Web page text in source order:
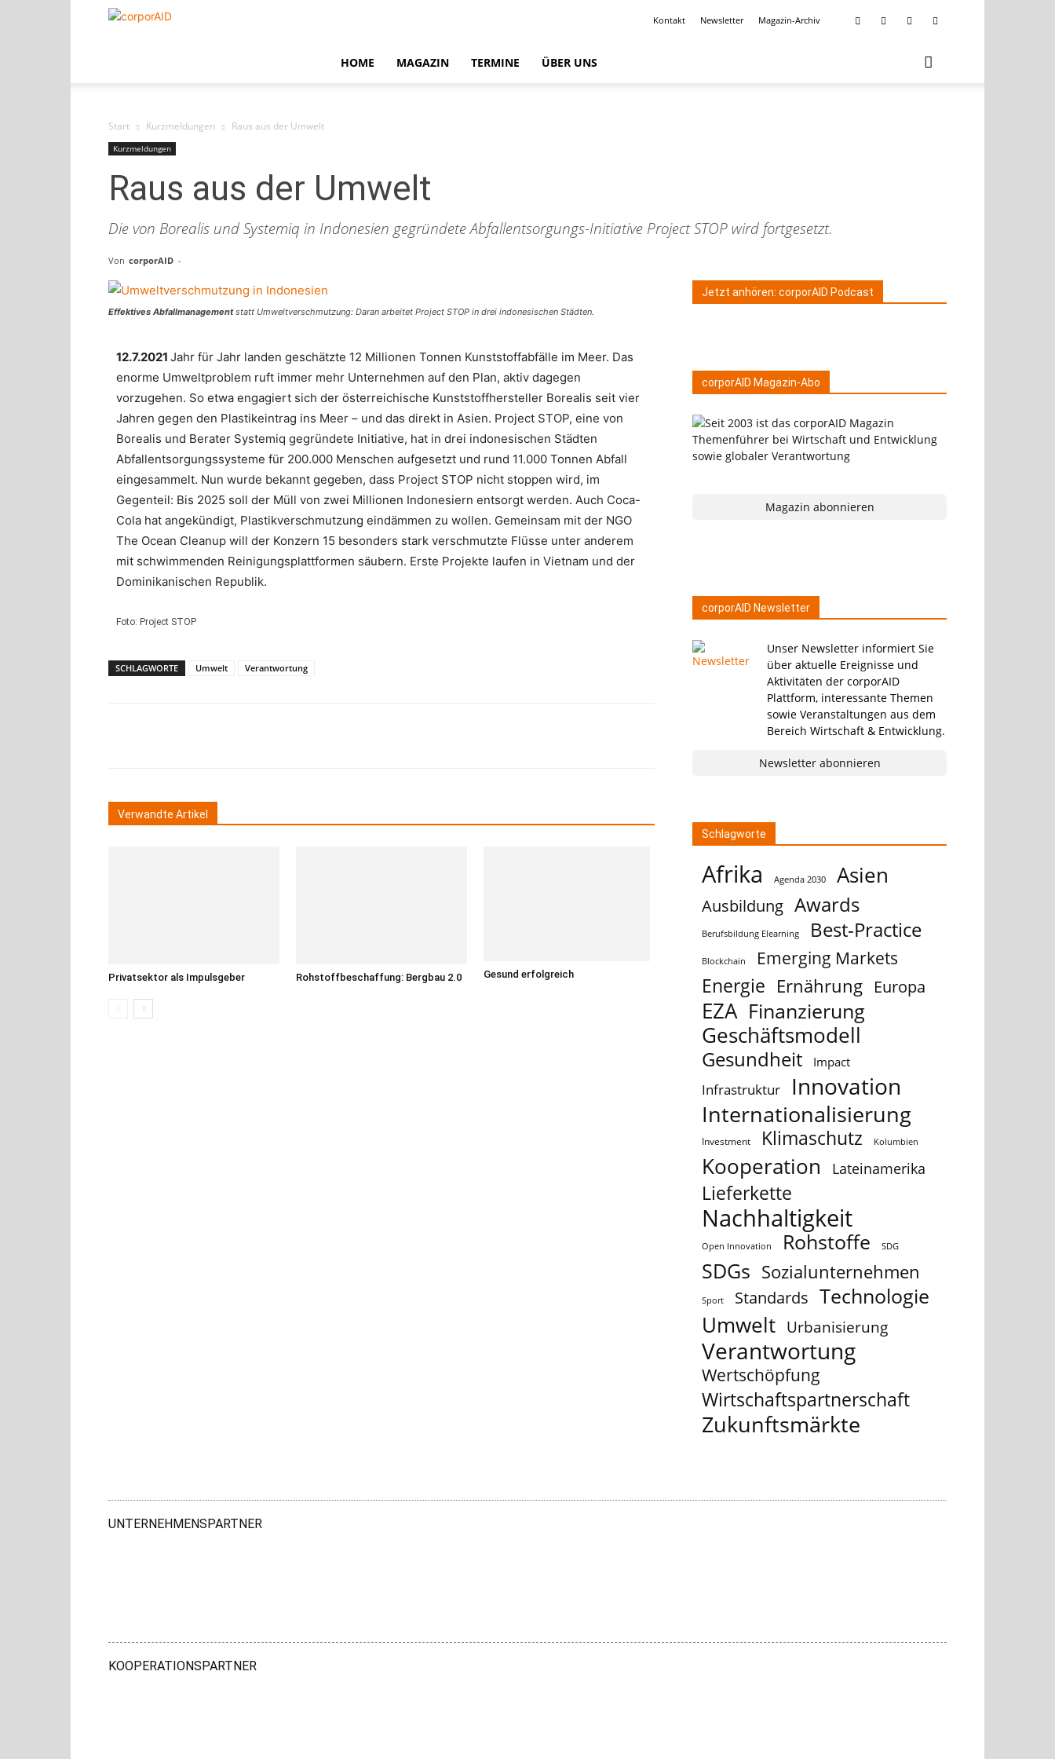
corporAID
Kontakt Newsletter Magazin-Archiv
HOME MAGAZIN TERMINE ÜBER UNS
Start Kurzmeldungen Raus aus der Umwelt
Kurzmeldungen
Raus aus der Umwelt
Die von Borealis und Systemiq in Indonesien gegründete Abfallentsorgungs-Initiative Project STOP wird fortgesetzt.
Von corporAID -
Effektives Abfallmanagementstatt Umweltverschmutzung: Daran arbeitet Project STOP in drei indonesischen Städten.
12.7.2021 Jahr für Jahr landen geschätzte 12 Millionen Tonnen Kunststoffabfälle im Meer. Das
enorme Umweltproblem ruft immer mehr Unternehmen auf den Plan, aktiv dagegen
vorzugehen. So etwa engagiert sich der österreichische Kunststoffhersteller Borealis seit vier
Jahren gegen den Plastikeintrag ins Meer – und das direkt in Asien. Project STOP, eine von
Borealis und Berater Systemiq gegründete Initiative, hat in drei indonesischen Städten
Abfallentsorgungssysteme für 200.000 Menschen aufgesetzt und rund 11.000 Tonnen Abfall
eingesammelt. Nun wurde bekannt gegeben, dass Project STOP nicht stoppen wird, im
Gegenteil: Bis 2025 soll der Müll von zwei Millionen Indonesiern entsorgt werden. Auch Coca-
Cola hat angekündigt, Plastikverschmutzung eindämmen zu wollen. Gemeinsam mit der NGO
The Ocean Cleanup will der Konzern 15 besonders stark verschmutzte Flüsse unter anderem
mit schwimmenden Reinigungsplattformen säubern. Erste Projekte laufen in Vietnam und der
Dominikanischen Republik.
Foto: Project STOP
SCHLAGWORTE Umwelt Verantwortung
Verwandte Artikel
Privatsektor als Impulsgeber Rohstoffbeschaffung: Bergbau 2.0 Gesund erfolgreich
Jetzt anhören: corporAID Podcast
corporAID Magazin-Abo
Magazin abonnieren
corporAID Newsletter
Unser Newsletter informiert Sie
über aktuelle Ereignisse und
Aktivitäten der corporAID
Plattform, interessante Themen
sowie Veranstaltungen aus dem
Bereich Wirtschaft & Entwicklung.
Newsletter abonnieren
Schlagworte
Afrika Agenda 2030 Asien
Ausbildung Awards
Berufsbildung Elearning Best-Practice
Blockchain Emerging Markets
Energie Ernährung Europa
EZA Finanzierung
Geschäftsmodell
Gesundheit Impact
Infrastruktur Innovation
Internationalisierung
Investment Klimaschutz Kolumbien
Kooperation Lateinamerika
Lieferkette
Nachhaltigkeit
Open Innovation Rohstoffe SDG
SDGs Sozialunternehmen
Sport Standards Technologie
Umwelt Urbanisierung
Verantwortung
Wertschöpfung
Wirtschaftspartnerschaft
Zukunftsmärkte
UNTERNEHMENSPARTNER
KOOPERATIONSPARTNER